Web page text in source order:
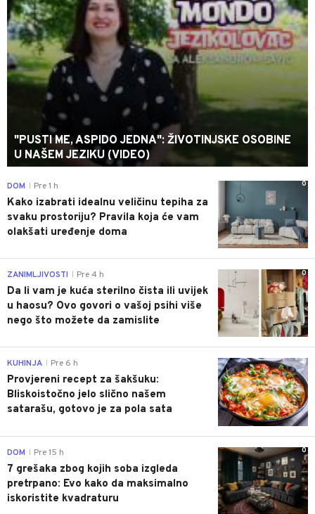
"PUSTI ME, ASPIDO JEDNA": ŽIVOTINJSKE OSOBINE
U NAŠEM JEZIKU (VIDEO)
0
DOM Pre 1 h
Kako izabrati idealnu veličinu tepiha za
svaku prostoriju? Pravila koja će vam
olakšati uređenje doma
0
ZANIMLJIVOSTI Pre 4 h
Da li vam je kuća sterilno čista ili uvijek
u haosu? Ovo govori o vašoj psihi više
nego što možete da zamislite
0
KUHINJA Pre 6 h
Provjereni recept za šakšuku:
Bliskoistočno jelo slično našem
satarašu, gotovo je za pola sata
0
DOM Pre 15 h
7 grešaka zbog kojih soba izgleda
pretrpano: Evo kako da maksimalno
iskoristite kvadraturu